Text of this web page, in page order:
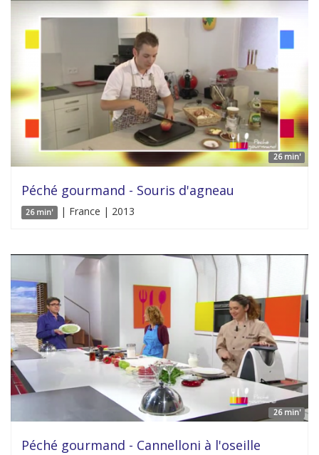
26 min'
Péché gourmand - Souris d'agneau
26 min' | France | 2013
26 min'
Péché gourmand - Cannelloni à l'oseille